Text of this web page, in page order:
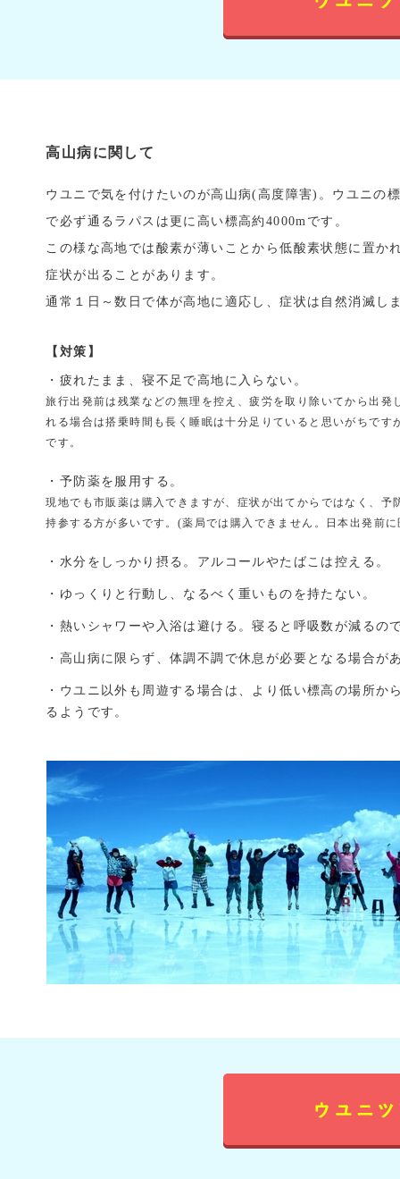
高山病に関して
ウユニで気を付けたいのが高山病(高度障害)。ウユニの
で必ず通るラパスは更に高い標高約4000mです。
この様な高地では酸素が薄いことから低酸素状態に置
症状が出ることがあります。
通常１日～数日で体が高地に適応し、症状は自然消滅し
【対策】
・疲れたまま、寝不足で高地に入らない。
旅行出発前は残業などの無理を控え、疲労を取り除いてから出
れる場合は搭乗時間も長く睡眠は十分足りていると思いがちで
です。
・予防薬を服用する。
現地でも市販薬は購入できますが、症状が出てからではなく、
持参する方が多いです。(薬局では購入できません。日本出発前
・水分をしっかり摂る。アルコールやたばこは控える。
・ゆっくりと行動し、なるべく重いものを持たない。
・熱いシャワーや入浴は避ける。寝ると呼吸数が減るの
・高山病に限らず、体調不調で休息が必要となる場合
・ウユニ以外も周遊する場合は、より低い標高の場所
るようです。